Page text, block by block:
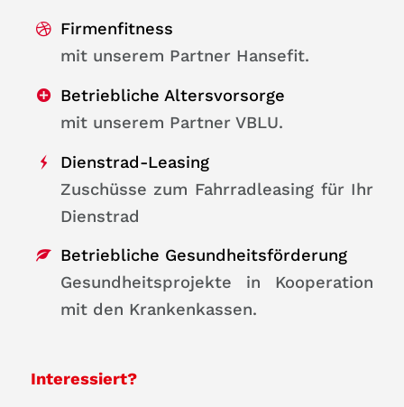
Firmenfitness
mit unserem Partner Hansefit.
Betriebliche Altersvorsorge
mit unserem Partner VBLU.
Dienstrad-Leasing
Zuschüsse zum Fahrradleasing für Ihr
Dienstrad
Betriebliche Gesundheitsförderung
Gesundheitsprojekte in Kooperation
mit den Krankenkassen.
Interessiert?